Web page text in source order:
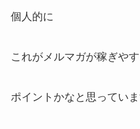
個人的に
これがメルマガが稼ぎや
ポイントかなと思っていま